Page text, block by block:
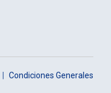
Condiciones Generales